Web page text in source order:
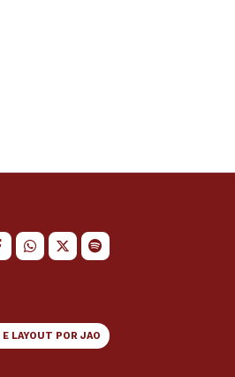
E LAYOUT POR JAO